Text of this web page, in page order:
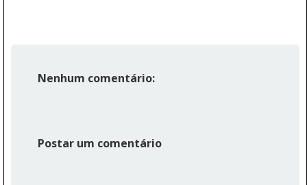
Nenhum comentário:
Postar um comentário